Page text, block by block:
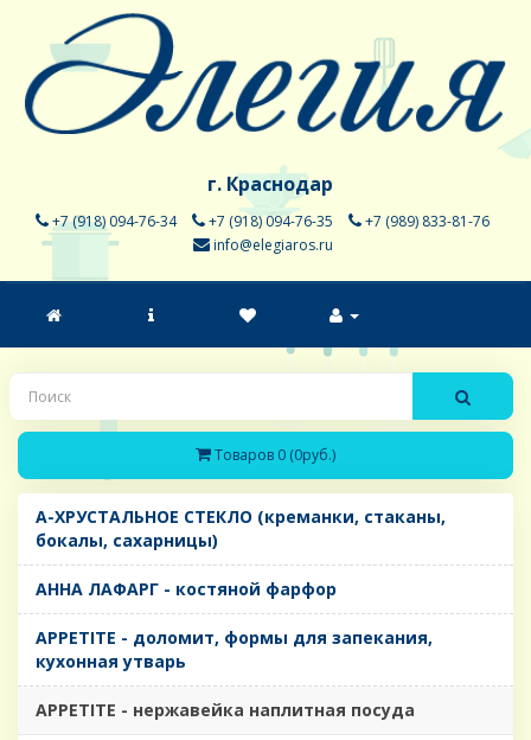
г. Краснодар
+7 (918) 094-76-34 +7 (918) 094-76-35
+7 (989) 833-81-76
info@elegiaros.ru
Товаров 0 (0руб.)
A-ХРУСТАЛЬНОЕ СТЕКЛО (креманки, стаканы,
бокалы, сахарницы)
AHHA ЛАФАРГ - костяной фарфор
APPETITE - доломит, формы для запекания,
кухонная утварь
APPETITE - нержавейка наплитная посуда